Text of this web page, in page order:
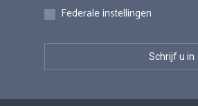
Federale instellingen